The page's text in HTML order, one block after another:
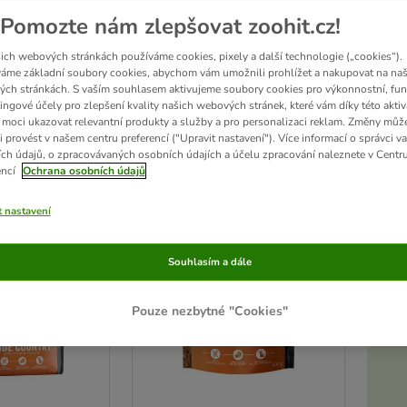
a originální!Receptura krmiva Wild Freedom je založena a inspirována
opravdovými masožravci. Prémiové krmivo Wild Freedom neobsahuje
tygry!
been changed
Pomozte nám zlepšovat zoohit.cz!
webových stránkách používáme cookies, pixely a další technologie („cookies“).
základní soubory cookies, abychom vám umožnili prohlížet a nakupovat na
stránkách. S vaším souhlasem aktivujeme soubory cookies pro výkonnostní,
účely pro zlepšení kvality našich webových stránek, které vám díky této
ukazovat relevantní produkty a služby a pro personalizaci reklam. Změny
provést v našem centru preferencí ("Upravit nastavení"). Více informací o správci
údajů, o zpracovávaných osobních údajích a účelu zpracování naleznete v
Ochrana osobních údajů
nastavení
Pouze nezbytné "Cookies"
Souhlasím a dále